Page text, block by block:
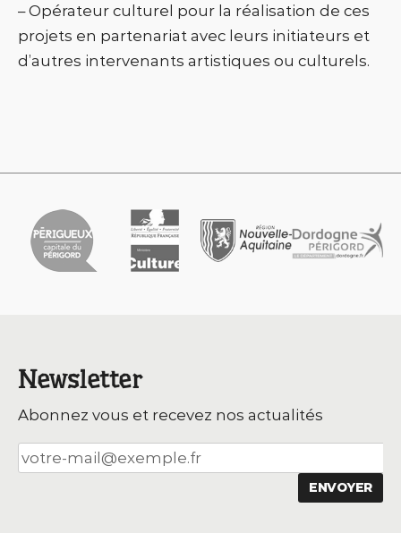
– Opérateur culturel pour la réalisation de ces
projets en partenariat avec leurs initiateurs et
d’autres intervenants artistiques ou culturels.
Newsletter
Abonnez vous et recevez nos actualités